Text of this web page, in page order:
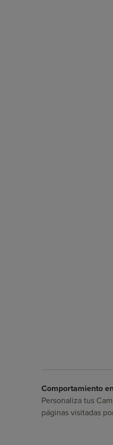
Comportamiento
Personaliza tus
páginas visitadas